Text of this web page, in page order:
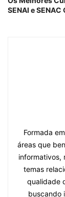
SENAI e SENAC
Formada
áreas que
informativos,
temas
qualidade
buscando